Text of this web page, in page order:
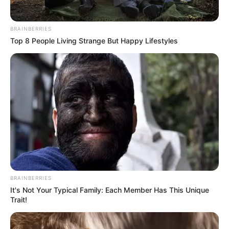
BRAINBERRIES
Top 8 People Living Strange But Happy Lifestyles
BRAINBERRIES
It's Not Your Typical Family: Each Member Has This Unique
Trait!